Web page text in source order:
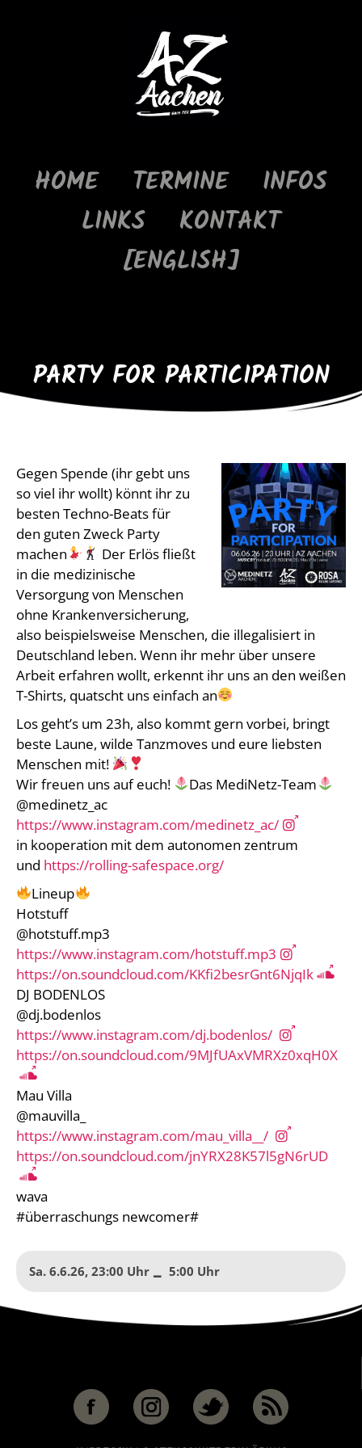
HOME TERMINE
INFOS
LINKS
KONTAKT
[ENGLISH]
PARTY FOR PARTICIPATION
Gegen Spende (ihr gebt uns
so viel ihr wollt) könnt ihr zu
besten Techno-Beats für
den guten Zweck Party
machen
Der Erlös fließt
in die medizinische
Versorgung von Menschen
ohne Krankenversicherung,
also beispielsweise Menschen, die illegalisiert in
Deutschland leben. Wenn ihr mehr über unsere
Arbeit erfahren wollt, erkennt ihr uns an den weißen
T-Shirts, quatscht uns einfach an
Los geht’s um 23h, also kommt gern vorbei, bringt
beste Laune, wilde Tanzmoves und eure liebsten
Menschen mit!
Wir freuen uns auf euch!
Das MediNetz-Team
@medinetz_ac
https://www.instagram.com/medinetz_ac/
in kooperation mit dem autonomen zentrum
und https://rolling-safespace.org/
Lineup
Hotstuff
@hotstuff.mp3
https://www.instagram.com/hotstuff.mp3
https://on.soundcloud.com/KKfi2besrGnt6NjqIk
DJ BODENLOS
@dj.bodenlos
https://www.instagram.com/dj.bodenlos/
https://on.soundcloud.com/9MJfUAxVMRXz0xqH0X
Mau Villa
@mauvilla_
https://www.instagram.com/mau_villa__/
https://on.soundcloud.com/jnYRX28K57l5gN6rUD
wava
#überraschungs newcomer#
Sa. 6.6.26, 23:00 5:00